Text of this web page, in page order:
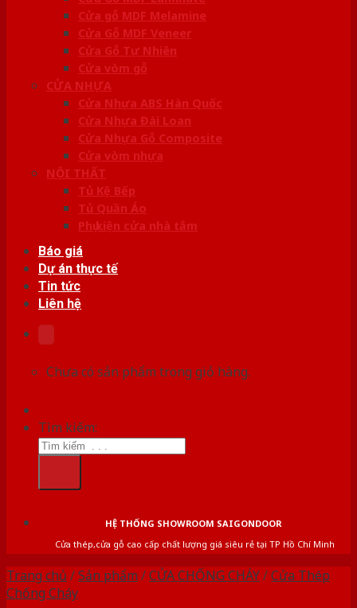
Cửa gỗ MDF Melamine
Cửa Gỗ MDF Veneer
Cửa Gỗ Tự Nhiên
Cửa vòm gỗ
CỬA NHỰA
Cửa Nhựa ABS Hàn Quốc
Cửa Nhựa Đài Loan
Cửa Nhựa Gỗ Composite
Cửa vòm nhựa
NỘI THẤT
Tủ Kệ Bếp
Tủ Quần Áo
Phụ kiện cửa nhà tắm
Báo giá
Dự án thực tế
Tin tức
Liên hệ
Chưa có sản phẩm trong giỏ hàng.
Tìm kiếm:
HỆ THỐNG SHOWROOM SAIGONDOOR
Cửa thép,cửa gỗ cao cấp chất lượng giá siêu rẻ tại TP Hồ Chí Minh
Trang chủ /Sản phẩm /CỬA CHỐNG CHÁY/Cửa Thép
Chống Cháy